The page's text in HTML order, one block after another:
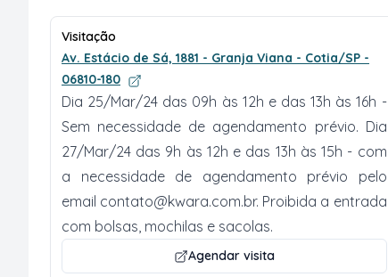
Visitação
Av. Estácio de Sá, 1881 - Granja Viana - Cotia/SP -
06810-180
Dia 25/Mar/24 das 09h às 12h e das 13h às 16h -
Sem necessidade de agendamento prévio. Dia
27/Mar/24 das 9h às 12h e das 13h às 15h - com
a necessidade de agendamento prévio pelo
email contato@kwara.com.br. Proibida a entrada
com bolsas, mochilas e sacolas.
Agendar visita